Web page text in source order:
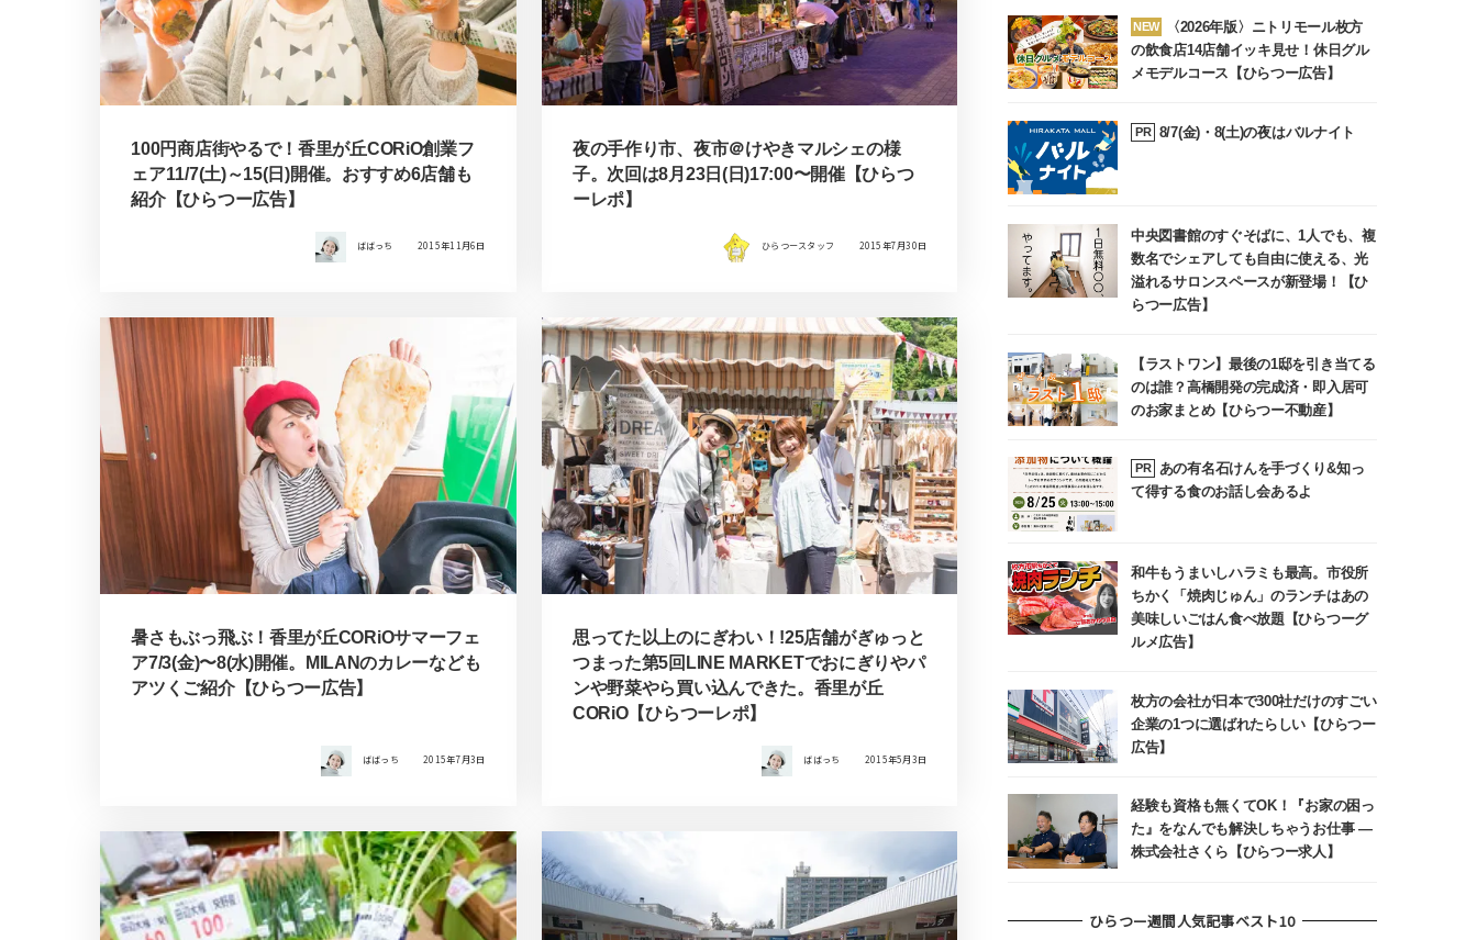
100円商店街やるで！香里が丘CORiO創業フ
ェア11/7(土)～15(日)開催。おすすめ6店舗も
紹介【ひらつー広告】
ばばっち 2015年11月6日
夜の手作り市、夜市＠けやきマルシェの様
子。次回は8月23日(日)17:00〜開催【ひらつ
ーレポ】
ひらつースタッフ 2015年7月30日
暑さもぶっ飛ぶ！香里が丘CORiOサマーフェ
ア7/3(金)〜8(水)開催。MILANのカレーなども
アツくご紹介【ひらつー広告】
ばばっち 2015年7月3日
思ってた以上のにぎわい！!25店舗がぎゅっと
つまった第5回LINE MARKETでおにぎりやパ
ンや野菜やら買い込んできた。香里が丘
CORiO【ひらつーレポ】
ばばっち 2015年5月3日
NEW
〈2026年版〉ニトリモール枚方
の飲食店14店舗イッキ見せ！休日グル
メモデルコース【ひらつー広告】
PR 8/7(金)・8(土)の夜はバルナイト
中央図書館のすぐそばに、1人でも、複
数名でシェアしても自由に使える、光
溢れるサロンスペースが新登場！【ひ
らつー広告】
【ラストワン】最後の1邸を引き当てる
のは誰？高橋開発の完成済・即入居可
のお家まとめ【ひらつー不動産】
PR
あの有名石けんを手づくり&知っ
て得する食のお話し会あるよ
和牛もうまいしハラミも最高。市役所
ちかく「焼肉じゅん」のランチはあの
美味しいごはん食べ放題【ひらつーグ
ルメ広告】
枚方の会社が日本で300社だけのすごい
企業の1つに選ばれたらしい【ひらつー
広告】
経験も資格も無くてOK！『お家の困っ
た』をなんでも解決しちゃうお仕事 ―
株式会社さくら【ひらつー求人】
ひらつー週間人気記事ベスト10